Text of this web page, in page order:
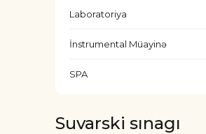
Laboratoriya
İnstrumental Müayinə
SPA
Suvarski sınagı